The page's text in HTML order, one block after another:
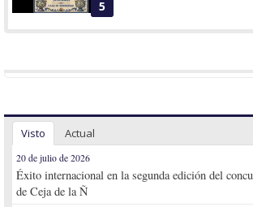
5
Visto Actual
20 de julio de 2026
Éxito internacional en la segunda edición del
de Ceja de la Ñ